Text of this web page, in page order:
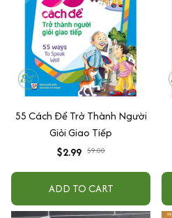
55 Cách Để Trở Thành Người
Giỏi Giao Tiếp
$2.99 $9.00
ADD TO CART